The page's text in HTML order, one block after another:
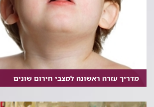
מדריך עזרה ראשונה למצבי חירום שונים